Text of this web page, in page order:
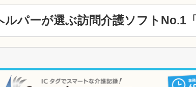
ルパーが選ぶ訪問介護ソフトNo.1